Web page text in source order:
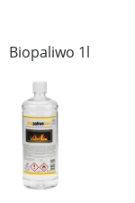
Biopaliwo 1l